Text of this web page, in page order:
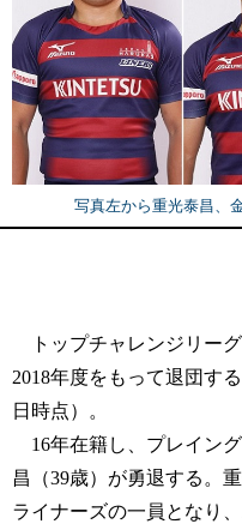
写真左から重光泰昌、
トップチャレンジリーグ
2018年度をもって退団す
日時点）。
16年在籍し、プレイン
昌（39歳）が勇退する。
ライナーズの一員となり